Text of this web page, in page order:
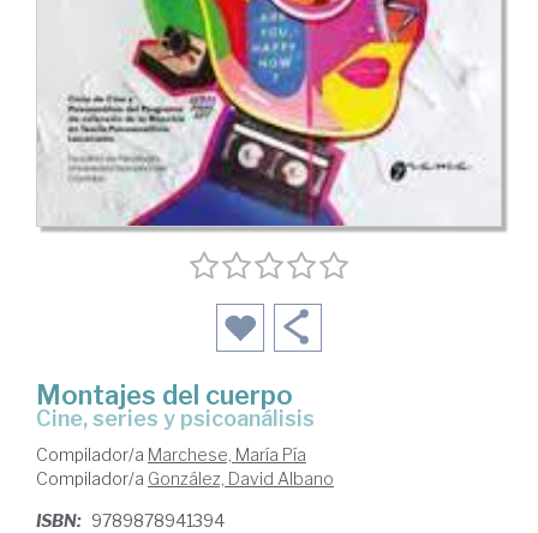
Montajes del cuerpo
cine, series y psicoanálisis
Compilador/a Marchese, María Pía
Compilador/a González, David Albano
ISBN: 9789878941394